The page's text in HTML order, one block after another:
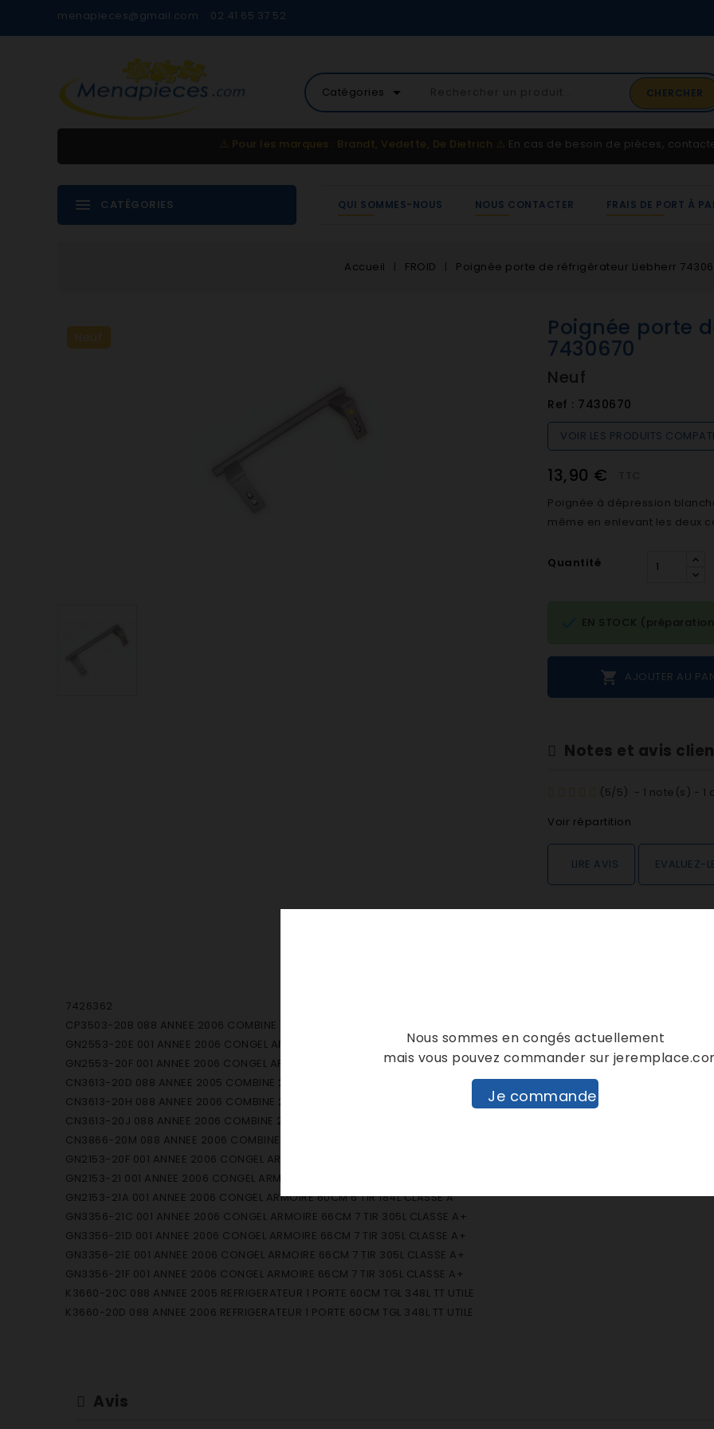
menapieces@gmail.com 02 41 65 37 52
Catégories arrow_drop_down CHERCHER
02 41 65 37 52
Service client
⚠️ Pour les marques : Brandt, Vedette, De Dietrich ⚠️ En cas de besoin de pièces,
CATÉGORIES QUI SOMMES-NOUS NOUS CONTACTER FRAIS DE PORT À
Accueil FROID Poignée porte de réfrigérateur Liebherr
Neuf Poignée porte
7430670
Neuf
Ref : 7430670
VOIR LES PRODUITS
13,90 €
Poignée à dépression
même en enlevant les deux
Quantité
 AJOUTER AU
EN STOCK
Notes et avis
( 5/5) - 1 note(s) - 1
Voir répartition
LIRE AVIS EVALUEZ-
7426362
CP3503-20B 088 ANNEE 2006 COMBINE 2 CIRC SI TGL TURBOFRESH 339L CLASSE A+
GN2553-20E 001 ANNEE 2006 CONGEL ARMOIRE NOFROST 60CM 7 TIR 220L CL A
GN2553-20F 001 ANNEE 2006 CONGEL ARMOIRE NOFROST 60CM 7 TIR 220L CL A
CN3613-20D 088 ANNEE 2005 COMBINE 2 CIRCUITS NOFROST CGL 347L
CN3613-20H 088 ANNEE 2006 COMBINE 2 CIRCUITS NOFROST CGL 347L
CN3613-20J 088 ANNEE 2006 COMBINE 2 CIRCUITS NOFROST CGL 347L
CN3866-20M 088 ANNEE 2006 COMBINE 2 CIRCUITS NOFROST TGL 358L
GN2153-20F 001 ANNEE 2006 CONGEL ARMOIRE 60CM 6 TIR 184L CLASSE A
GN2153-21 001 ANNEE 2006 CONGEL ARMOIRE 60CM 6 TIR 184L CLASSE A
GN2153-21A 001 ANNEE 2006 CONGEL ARMOIRE 60CM 6 TIR 184L CLASSE A
GN3356-21C 001 ANNEE 2006 CONGEL ARMOIRE 66CM 7 TIR 305L CLASSE A+
GN3356-21D 001 ANNEE 2006 CONGEL ARMOIRE 66CM 7 TIR 305L CLASSE A+
GN3356-21E 001 ANNEE 2006 CONGEL ARMOIRE 66CM 7 TIR 305L CLASSE A+
GN3356-21F 001 ANNEE 2006 CONGEL ARMOIRE 66CM 7 TIR 305L CLASSE A+
K3660-20C 088 ANNEE 2005 REFRIGERATEUR 1 PORTE 60CM TGL 348L TT UTILE
K3660-20D 088 ANNEE 2006 REFRIGERATEUR 1 PORTE 60CM TGL 348L TT UTILE
CN3313-20J 088 ANNEE 2006 COMBINE 2 CIRC COMFORT CGL NOFROST 313L
Avis
Nous sommes en congés actuellement
mais vous pouvez commander sur
Je commande